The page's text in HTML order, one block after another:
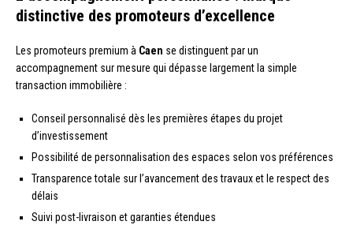
distinctive des promoteurs d’excellence
Les promoteurs premium à Caen se distinguent par un
accompagnement sur mesure qui dépasse largement la simple
transaction immobilière :
Conseil personnalisé dès les premières étapes du projet
d’investissement
Possibilité de personnalisation des espaces selon vos préférences
Transparence totale sur l’avancement des travaux et le respect des
délais
Suivi post-livraison et garanties étendues